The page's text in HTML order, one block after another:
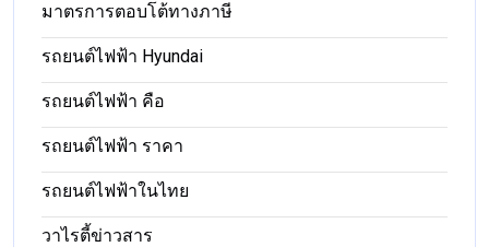
มาตรการตอบโต้ทางภาษี
รถยนต์ไฟฟ้า Hyundai
รถยนต์ไฟฟ้า คือ
รถยนต์ไฟฟ้า ราคา
รถยนต์ไฟฟ้าในไทย
วาไรตี้ข่าวสาร